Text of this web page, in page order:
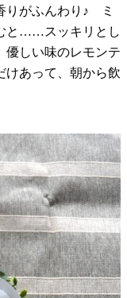
りがふんわり♪ ミ
と……スッキリとし
優しい味のレモンテ
けあって、朝から飲